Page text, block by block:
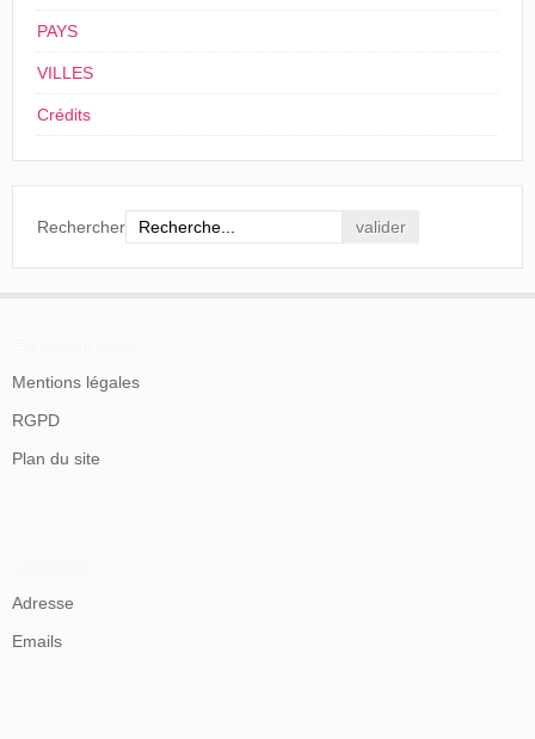
PAYS
VILLES
Crédits
Rechercher
Mentions légales
RGPD
Plan du site
Adresse
Emails